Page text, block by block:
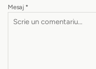
Mesaj *